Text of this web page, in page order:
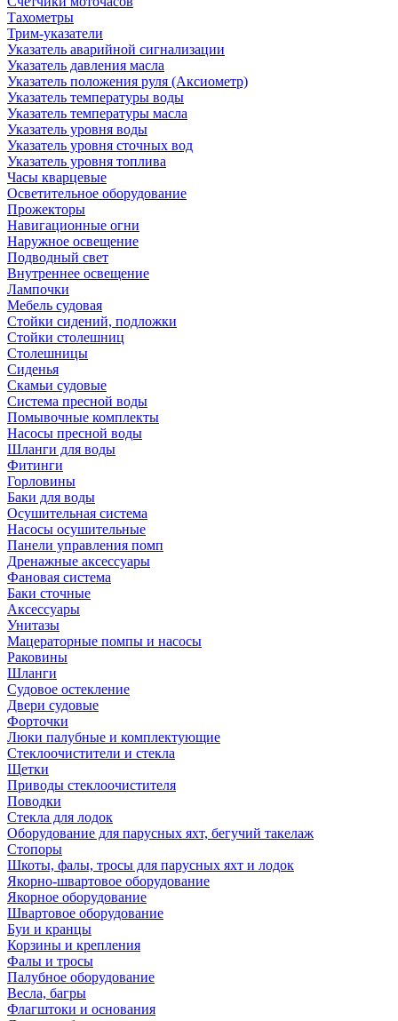
Тахометры
Трим-указатели
Указатель аварийной сигнализации
Указатель давления масла
Указатель положения руля (Аксиометр)
Указатель температуры воды
Указатель температуры масла
Указатель уровня воды
Указатель уровня сточных вод
Указатель уровня топлива
Часы кварцевые
Осветительное оборудование
Прожекторы
Навигационные огни
Наружное освещение
Подводный свет
Внутреннее освещение
Лампочки
Мебель судовая
Стойки сидений, подложки
Стойки столешниц
Столешницы
Сиденья
Скамьи судовые
Система пресной воды
Помывочные комплекты
Насосы пресной воды
Шланги для воды
Фитинги
Горловины
Баки для воды
Осушительная система
Насосы осушительные
Панели управления помп
Дренажные аксессуары
Фановая система
Баки сточные
Аксессуары
Унитазы
Мацераторные помпы и насосы
Раковины
Шланги
Судовое остекление
Двери судовые
Форточки
Люки палубные и комплектующие
Стеклоочистители и стекла
Щетки
Приводы стеклоочистителя
Поводки
Стекла для лодок
Оборудование для парусных яхт, бегучий такелаж
Стопоры
Шкоты, фалы, тросы для парусных яхт и лодок
Якорно-швартовое оборудование
Якорное оборудование
Швартовое оборудование
Буи и кранцы
Корзины и крепления
Фалы и тросы
Палубное оборудование
Весла, багры
Флагштоки и основания